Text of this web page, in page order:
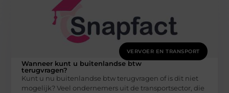
VERVOER EN TRANSPORT
Wanneer kunt u buitenlandse btw
terugvragen?
Kunt u nu buitenlandse btw terugvragen of is dit niet
mogelijk? Veel ondernemers uit de transportsector, die